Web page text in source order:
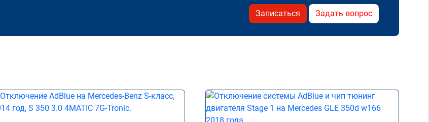
Записаться Задать вопрос